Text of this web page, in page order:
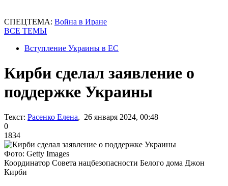
СПЕЦТЕМА: Война в Иране
ВСЕ ТЕМЫ
Вступление Украины в ЕС
Кирби сделал заявление о
поддержке Украины
Текст: Расенко Елена, 26 января 2024, 00:48
0
1834
Фото: Getty Images
Координатор Совета нацбезопасности Белого дома Джон
Кирби